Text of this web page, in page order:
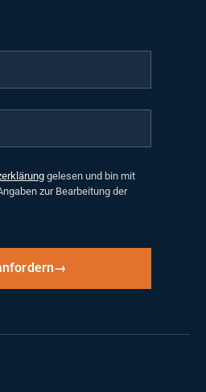
gelesen und bin mit
zur Bearbeitung der